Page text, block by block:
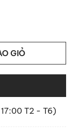
GIỎ
T2 - T6)